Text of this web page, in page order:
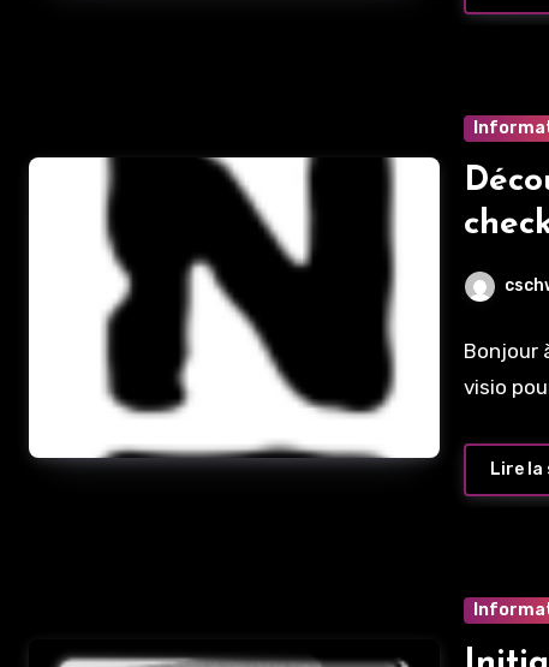
Bonjour
visio
Lire la